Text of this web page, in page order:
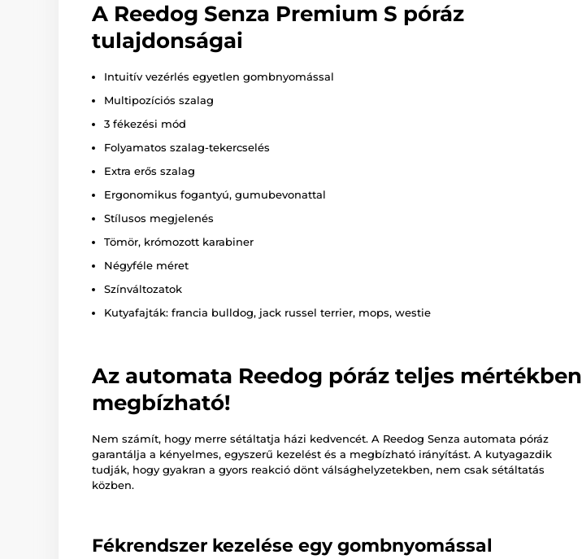
A Reedog Senza Premium S póráz
tulajdonságai
Intuitív vezérlés egyetlen gombnyomással
Multipozíciós szalag
3 fékezési mód
Folyamatos szalag-tekercselés
Extra erős szalag
Ergonomikus fogantyú, gumubevonattal
Stílusos megjelenés
Tömör, krómozott karabiner
Négyféle méret
Színváltozatok
Kutyafajták: francia bulldog, jack russel terrier, mops, westie
Az automata Reedog póráz teljes mértékben
megbízható!
Nem számít, hogy merre sétáltatja házi kedvencét. A Reedog Senza automata póráz
garantálja a kényelmes, egyszerű kezelést és a megbízható irányítást. A kutyagazdik
tudják, hogy gyakran a gyors reakció dönt válsághelyzetekben, nem csak sétáltatás
közben.
Fékrendszer kezelése egy gombnyomással